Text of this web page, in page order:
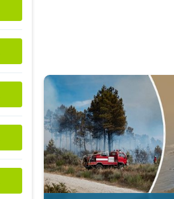
Qualidade do Ar. Dados da